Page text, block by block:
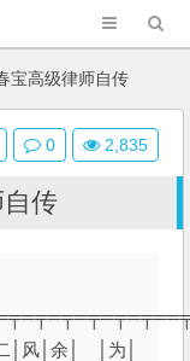
宝高级律师自传
传
│风│余│ │为│
0 2,835